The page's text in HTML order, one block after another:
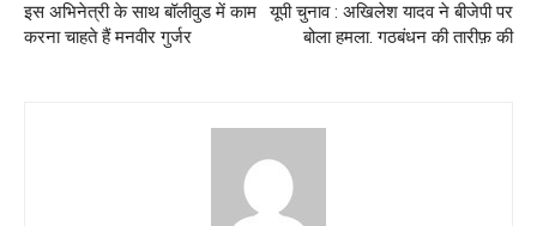
इस अभिनेत्री के साथ बॉलीवुड में काम
करना चाहते हैं मनवीर गुर्जर
यूपी चुनाव : अखिलेश यादव ने बीजेपी पर
बोला हमला. गठबंधन की तारीफ़ की